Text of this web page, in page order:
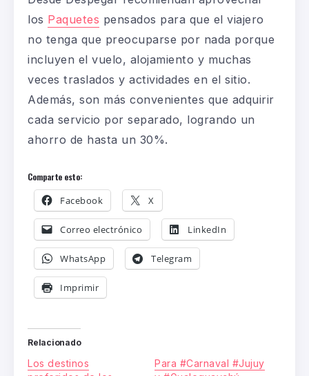
los Paquetes pensados para que el viajero
no tenga que preocuparse por nada porque
incluyen el vuelo, alojamiento y muchas
veces traslados y actividades en el sitio.
Además, son más convenientes que adquirir
cada servicio por separado, logrando un
ahorro de hasta un 30%.
Comparte esto:
Facebook X
Correo electrónico LinkedIn
WhatsApp Telegram
Imprimir
Relacionado
Los destinos
Para #Carnaval #Jujuy